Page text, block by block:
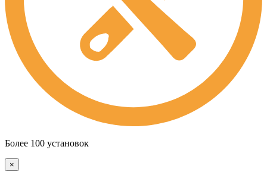
Более 100 установок
×